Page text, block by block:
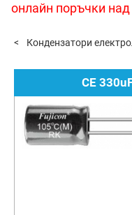
онлайн поръчки
Кондензатори
CE